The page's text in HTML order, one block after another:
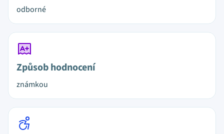
odborné
Způsob hodnocení
známkou